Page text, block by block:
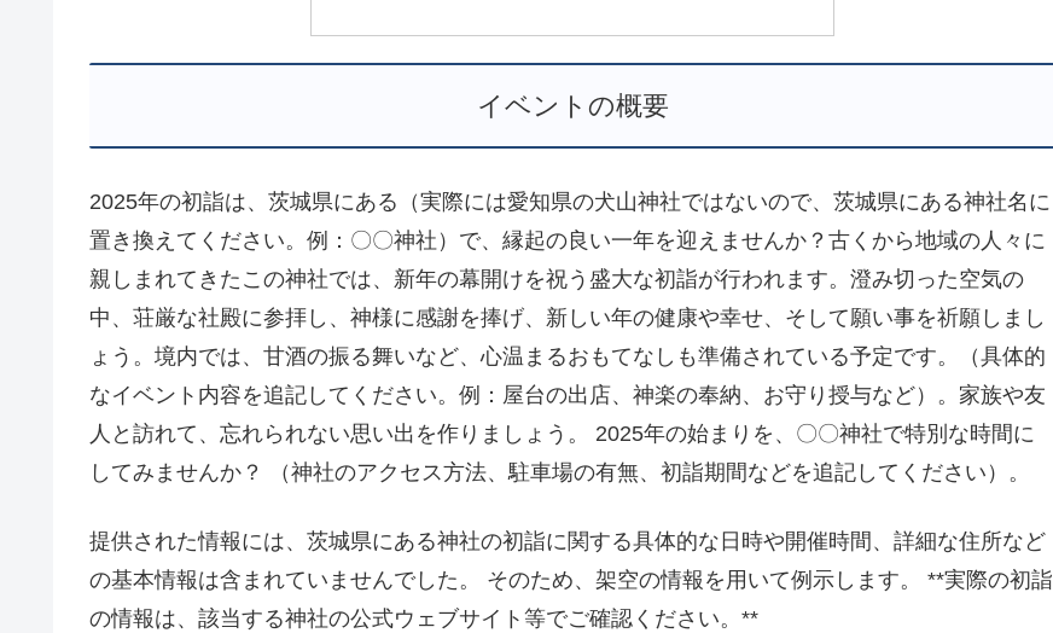
イベントの概要
2025年の初詣は、茨城県にある（実際には愛知県の犬山神社ではないので、茨城県にある神社名に
置き換えてください。例：〇〇神社）で、縁起の良い一年を迎えませんか？古くから地域の人々に
親しまれてきたこの神社では、新年の幕開けを祝う盛大な初詣が行われます。澄み切った空気の
中、荘厳な社殿に参拝し、神様に感謝を捧げ、新しい年の健康や幸せ、そして願い事を祈願しまし
ょう。境内では、甘酒の振る舞いなど、心温まるおもてなしも準備されている予定です。（具体的
なイベント内容を追記してください。例：屋台の出店、神楽の奉納、お守り授与など）。家族や友
人と訪れて、忘れられない思い出を作りましょう。 2025年の始まりを、〇〇神社で特別な時間に
してみませんか？ （神社のアクセス方法、駐車場の有無、初詣期間などを追記してください）。
提供された情報には、茨城県にある神社の初詣に関する具体的な日時や開催時間、詳細な住所など
の基本情報は含まれていませんでした。 そのため、架空の情報を用いて例示します。 **実際の初詣
の情報は、該当する神社の公式ウェブサイト等でご確認ください。**